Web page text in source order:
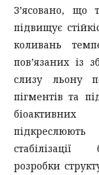
З’ясовано, що
підвищує
коливань
пов’язаних із
слизу льону
пігментів та
стабілізації
розробки